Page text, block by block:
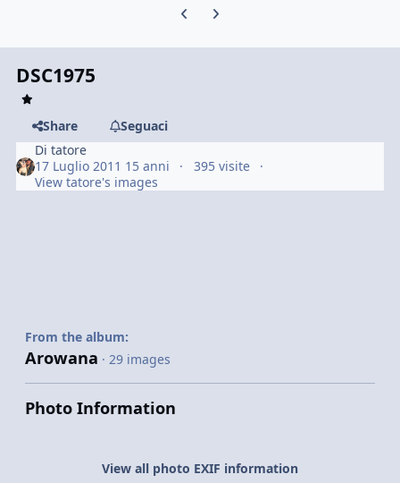
Previous carousel slide
Next carousel slide
DSC1975
Share
Seguaci
Ditatore
17 Luglio 2011 15 anni
395 visite
View tatore's images
From the album:
Arowana · 29 images
Photo Information
View all photo EXIF information